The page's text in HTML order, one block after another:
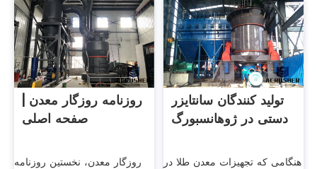
روزنامه روزگار معدن |
صفحه اصلی
روزگار معدن، نخستین روزنامه
تولید کنندگان سانتایزر
دستی در ژوهانسبورگ
هنگامی که تجهیزات معدن طلا در